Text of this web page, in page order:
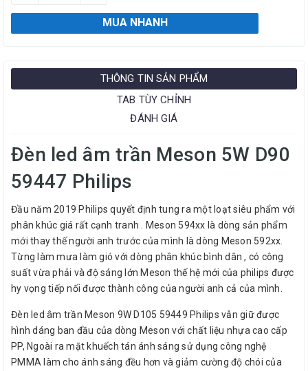
MUA NHANH
THÔNG TIN SẢN PHẨM
TAB TÙY CHỈNH
ĐÁNH GIÁ
Đèn led âm trần Meson 5W D90
59447 Philips
Đầu năm 2019 Philips quyết định tung ra một loạt siêu phẩm với
phân khúc giá rất cạnh tranh . Meson 594xx là dòng sản phẩm
mới thay thế người anh trước của mình là dòng Meson 592xx.
Từng làm mưa làm gió với dòng phân khúc bình dân , có công
suất vừa phải và độ sáng lớn Meson thế hệ mới của philips được
hy vọng tiếp nối được thành công của người anh cả của mình.
Đèn led âm trần Meson 9W D105 59449 Philips vẫn giữ được
hình dáng ban đầu của dòng Meson với chất liệu nhựa cao cấp
PP, Ngoài ra mặt khuếch tán ánh sáng sử dụng công nghệ
PMMA làm cho ánh sáng đều hơn và giảm cường độ chói của